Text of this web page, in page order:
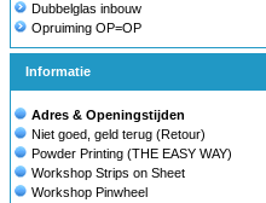
Dubbelglas inbouw
Opruiming OP=OP
Informatie
Adres & Openingstijden
Niet goed, geld terug (Retour)
Powder Printing (THE EASY WAY)
Workshop Strips on Sheet
Workshop Pinwheel